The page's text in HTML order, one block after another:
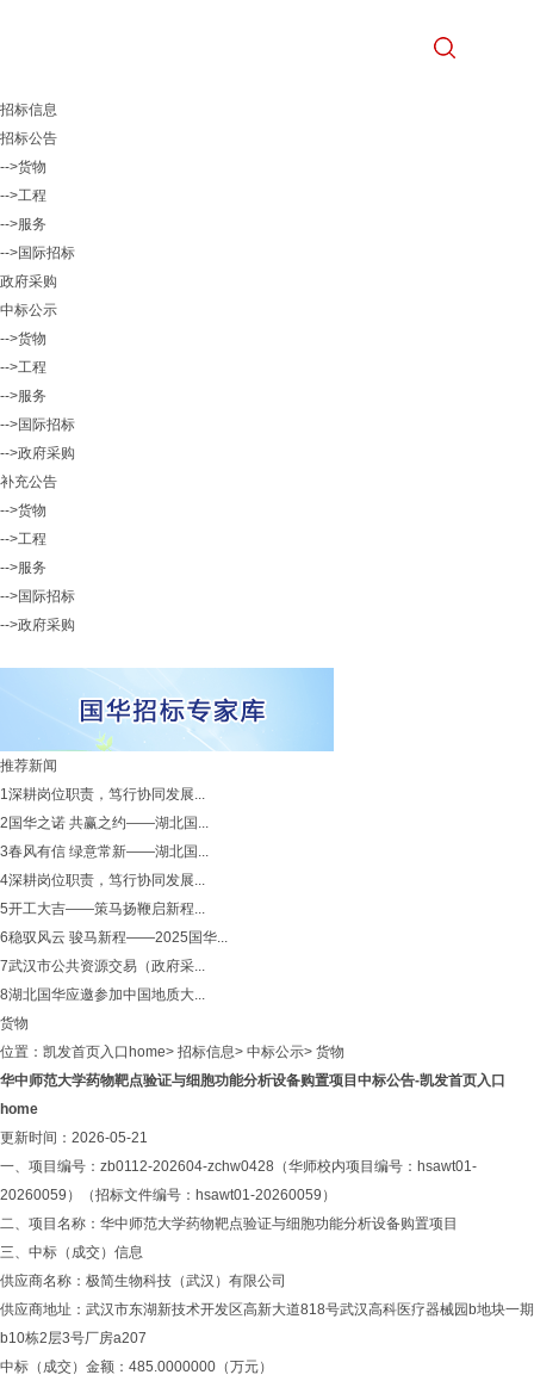
招标信息
招标公告
-->货物
-->工程
-->服务
-->国际招标
政府采购
中标公示
-->货物
-->工程
-->服务
-->国际招标
-->政府采购
补充公告
-->货物
-->工程
-->服务
-->国际招标
-->政府采购
推荐新闻
1深耕岗位职责，笃行协同发展...
2 国华之诺 共赢之约——湖北国...
3春风有信 绿意常新——湖北国...
4深耕岗位职责，笃行协同发展...
5开工大吉——策马扬鞭启新程...
6稳驭风云 骏马新程——2025国华...
7武汉市公共资源交易（政府采...
8湖北国华应邀参加中国地质大...
货物
位置： 凯发首页入口home> 招标信息> 中标公示> 货物
华中师范大学药物靶点验证与细胞功能分析设备购置项目中标公告-凯发首页入口
home
更新时间：2026-05-21
一、项目编号：zb0112-202604-zchw0428（华师校内项目编号：hsawt01-
20260059）（招标文件编号：hsawt01-20260059）
二、项目名称：华中师范大学药物靶点验证与细胞功能分析设备购置项目
三、中标（成交）信息
供应商名称：极简生物科技（武汉）有限公司
供应商地址：武汉市东湖新技术开发区高新大道818号武汉高科医疗器械园b地块一期
b10栋2层3号厂房a207
中标（成交）金额：485.0000000（万元）